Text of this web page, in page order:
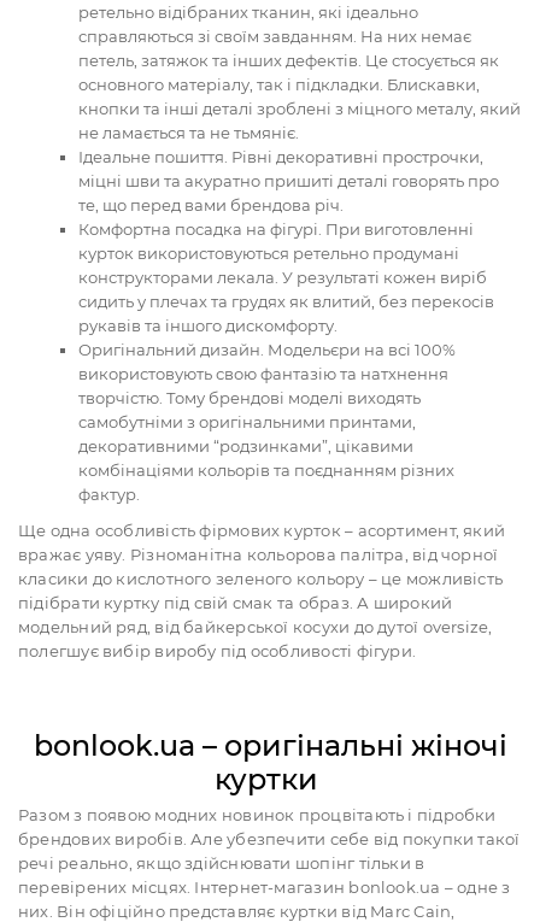
ретельно відібраних тканин, які ідеально
справляються зі своїм завданням. На них немає
петель, затяжок та інших дефектів. Це стосується як
основного матеріалу, так і підкладки. Блискавки,
кнопки та інші деталі зроблені з міцного металу, який
не ламається та не тьмяніє.
Ідеальне пошиття. Рівні декоративні прострочки,
міцні шви та акуратно пришиті деталі говорять про
те, що перед вами брендова річ.
Комфортна посадка на фігурі. При виготовленні
курток використовуються ретельно продумані
конструкторами лекала. У результаті кожен виріб
сидить у плечах та грудях як влитий, без перекосів
рукавів та іншого дискомфорту.
Оригінальний дизайн. Модельєри на всі 100%
використовують свою фантазію та натхнення
творчістю. Тому брендові моделі виходять
самобутніми з оригінальними принтами,
декоративними “родзинками”, цікавими
комбінаціями кольорів та поєднанням різних
фактур.
Ще одна особливість фірмових курток – асортимент, який
вражає уяву. Різноманітна кольорова палітра, від чорної
класики до кислотного зеленого кольору – це можливість
підібрати куртку під свій смак та образ. А широкий
модельний ряд, від байкерської косухи до дутої oversize,
полегшує вибір виробу під особливості фігури.
bonlook.ua – оригінальні жіночі
куртки
Разом з появою модних новинок процвітають і підробки
брендових виробів. Але убезпечити себе від покупки такої
речі реально, якщо здійснювати шопінг тільки в
перевірених місцях. Інтернет-магазин bonlook.ua – одне з
них. Він офіційно представляє куртки від Marc Cain,